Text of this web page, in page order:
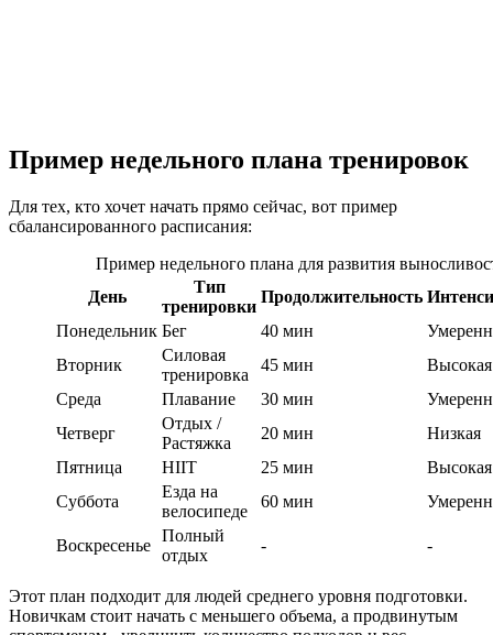
Пример недельного плана тренировок
Для тех, кто хочет начать прямо сейчас, вот пример
сбалансированного расписания:
Пример недельного плана для развития
День
Тип
тренировки
Продолжительность
Понедельник Бег 40 мин
Вторник
Силовая
тренировка
45 мин
Высокая
Среда
Плавание 30 мин
Четверг
Отдых /
Растяжка
20 мин
Низкая
Пятница
HIIT 25 мин
Высокая
Суббота
Езда на
велосипеде
60 мин
Воскресенье
Полный
отдых
- -
Этот план подходит для людей среднего уровня подготовки.
Новичкам стоит начать с меньшего объема, а продвинутым